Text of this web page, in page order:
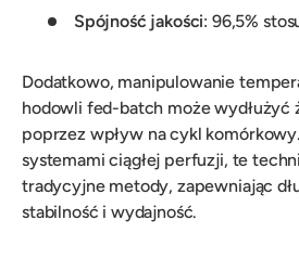
Spójność jakości: 96,5%
Dodatkowo, manipulowanie
hodowli fed-batch może wydłużyć
poprzez wpływ na cykl
systemami ciągłej perfuzji, te
tradycyjne metody, zapewniając
stabilność i wydajność.